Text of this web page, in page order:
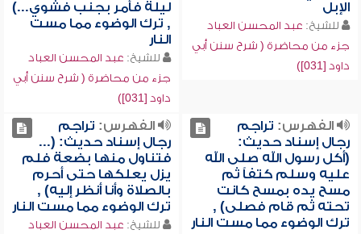
الإبل
للشيخ: عبد المحسن العباد
جزء من محاضرة ( شرح سنن أبي
داود [031])
ليلة فأمر بجنب فشوي...)
, ترك الوضوء مما مست
النار
للشيخ: عبد المحسن العباد
جزء من محاضرة ( شرح سنن أبي
داود [031])
الفهرس: تراجم
رجال إسناد حديث:
(أكل رسول الله صلى الله
عليه وسلم كتفاً ثم
مسح يده بمسح كانت
تحته ثم قام فصلى) ,
ترك الوضوء مما مست النار
الفهرس: تراجم
رجال إسناد حديث: (...
فتناول منها بضعة فلم
يزل يعلكها حتى أحرم
بالصلاة وأنا أنظر إليه) ,
ترك الوضوء مما مست النار
للشيخ: عبد المحسن العباد